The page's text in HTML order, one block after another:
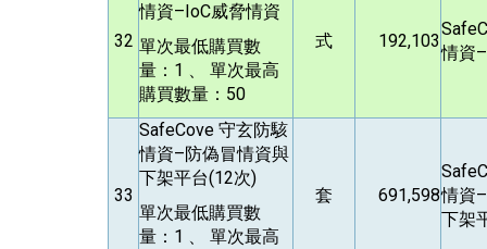
32
情資–IoC威脅情資
單次最低購買數
量：1 、 單次最高
購買數量：50
式 192,103
情資
33
SafeCove 守玄防駭
情資–防偽冒情資與
下架平台(12次)
單次最低購買數
量：1 、 單次最高
套 691,598情資
下架